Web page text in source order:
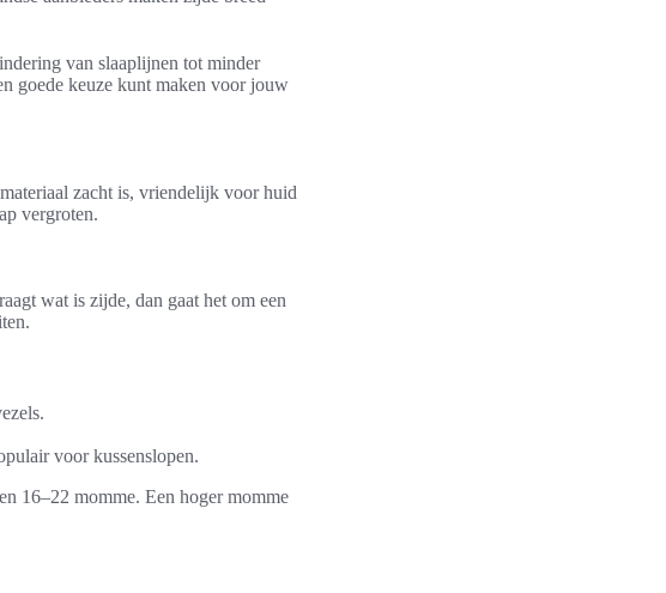
van slaaplijnen tot minder
goede keuze kunt maken voor jouw
zacht is, vriendelijk voor huid
vergroten.
wat is zijde, dan gaat het om een
voor kussenslopen.
16–22 momme. Een hoger momme